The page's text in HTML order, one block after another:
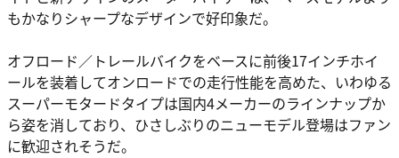
もかなりシャープなデザインで好印象だ。
オフロード／トレールバイクをベースに前後17インチホイ
ールを装着してオンロードでの走行性能を高めた、いわゆる
スーパーモタードタイプは国内4メーカーのラインナップか
ら姿を消しており、ひさしぶりのニューモデル登場はファン
に歓迎されそうだ。